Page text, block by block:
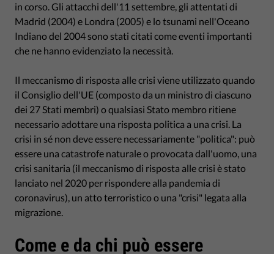
in corso. Gli attacchi dell'11 settembre, gli attentati di
Madrid (2004) e Londra (2005) e lo tsunami nell'Oceano
Indiano del 2004 sono stati citati come eventi importanti
che ne hanno evidenziato la necessità.
Il meccanismo di risposta alle crisi viene utilizzato quando
il Consiglio dell'UE (composto da un ministro di ciascuno
dei 27 Stati membri) o qualsiasi Stato membro ritiene
necessario adottare una risposta politica a una crisi. La
crisi in sé non deve essere necessariamente "politica": può
essere una catastrofe naturale o provocata dall'uomo, una
crisi sanitaria (il meccanismo di risposta alle crisi è stato
lanciato nel 2020 per rispondere alla pandemia di
coronavirus), un atto terroristico o una "crisi" legata alla
migrazione.
Come e da chi può essere